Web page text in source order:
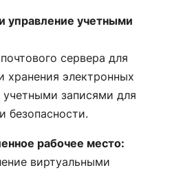
управление учетными
сервера для
хранения электронных
учетными записями для
безопасности.
рабочее место:
виртуальными